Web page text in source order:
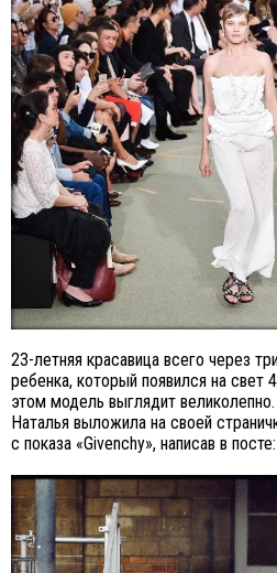
23-летняя красавица всего через
ребенка, который появился на
этом модель выглядит великолепно.
Наталья выложила на своей
с показа «Givenchy», написав в